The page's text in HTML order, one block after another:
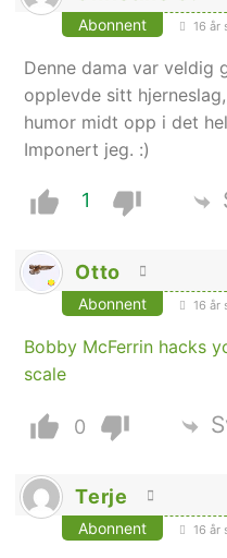
Abonnent 16 år
Denne dama var veldig
opplevde sitt
humor midt opp i det
Imponert jeg. :)
1
Otto
Abonnent 16 år
Bobby McFerrin hacks
scale
0
Terje
Abonnent 16 år